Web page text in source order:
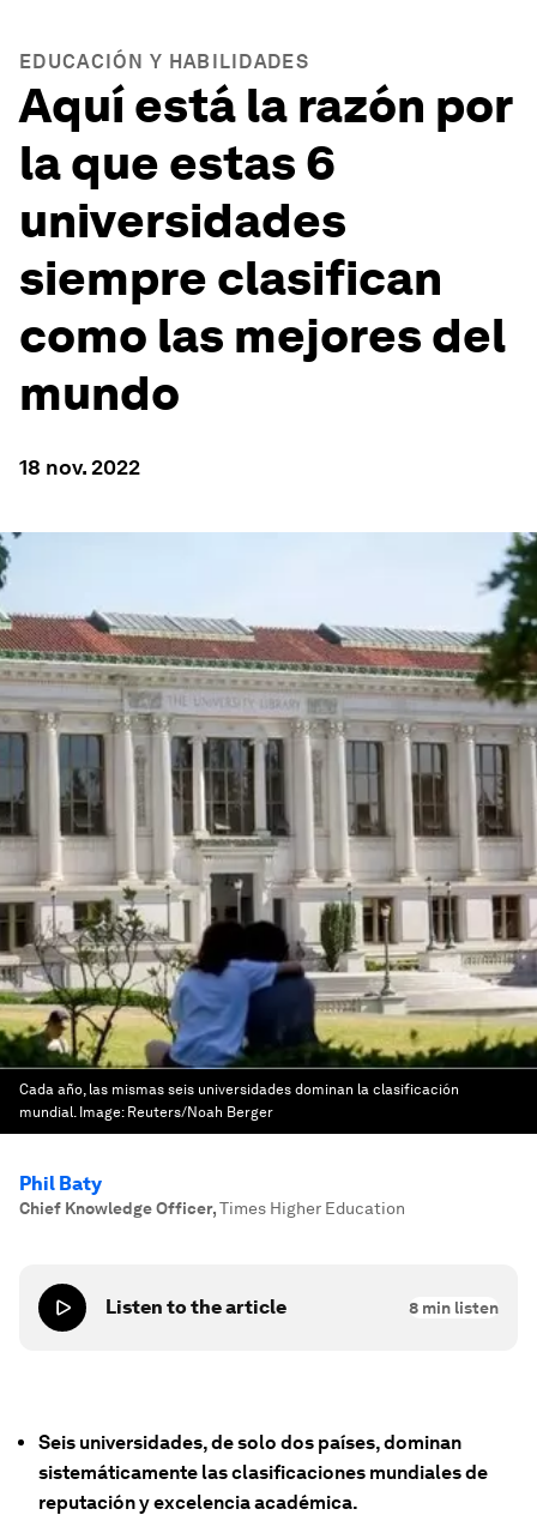
EDUCACIÓN Y HABILIDADES
Aquí está la razón por
la que estas 6
universidades
siempre clasifican
como las mejores del
mundo
18 nov. 2022
Cada año, las mismas seis universidades dominan la clasificación
mundial. Image: Reuters/Noah Berger
Phil Baty
Chief Knowledge Officer,Times Higher Education
Listen to the article 8 min listen
Seis universidades, de solo dos países, dominan
sistemáticamente las clasificaciones mundiales de
reputación y excelencia académica.